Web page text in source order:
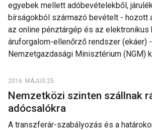
egyebek mellett adóbevételekből,
bírságokból származó bevételt - hozott
az online pénztárgép és az elektronikus
áruforgalom-ellenőrző rendszer (ekáer)
Nemzetgazdasági Minisztérium (NGM)
2016. MÁJUS 25.
Nemzetközi szinten szállnak
adócsalókra
A transzferár-szabályozás és a